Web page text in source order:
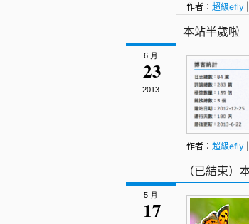
作者： 超級efly
本站半歲啦
6 月
23
2013
作者： 超級efly
（已結束
5 月
17